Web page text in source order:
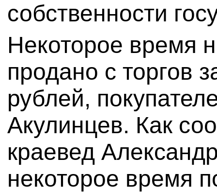
собственности
Некоторое время
продано с торгов
рублей,
Акулинцев. Как
краевед
некоторое время